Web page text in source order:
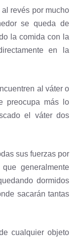
al revés por mucho
se queda de
la comida con la
en la
al váter o
preocupa más lo
el váter dos
sus fuerzas por
generalmente
dormidos
sacarán tantas
cualquier objeto